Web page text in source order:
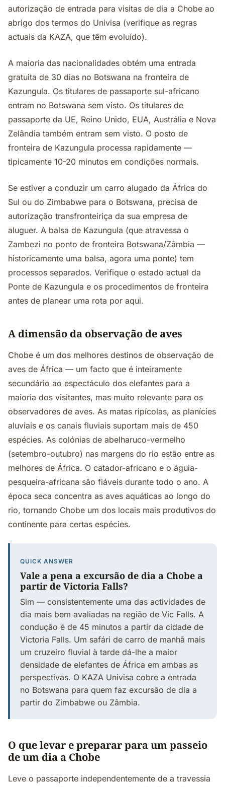
autorização de entrada para visitas de dia a Chobe ao
abrigo dos termos do Univisa (verifique as regras
actuais da KAZA, que têm evoluído).
A maioria das nacionalidades obtém uma entrada
gratuita de 30 dias no Botswana na fronteira de
Kazungula. Os titulares de passaporte sul-africano
entram no Botswana sem visto. Os titulares de
passaporte da UE, Reino Unido, EUA, Austrália e Nova
Zelândia também entram sem visto. O posto de
fronteira de Kazungula processa rapidamente —
tipicamente 10-20 minutos em condições normais.
Se estiver a conduzir um carro alugado da África do
Sul ou do Zimbabwe para o Botswana, precisa de
autorização transfronteiriça da sua empresa de
aluguer. A balsa de Kazungula (que atravessa o
Zambezi no ponto de fronteira Botswana/Zâmbia —
historicamente uma balsa, agora uma ponte) tem
processos separados. Verifique o estado actual da
Ponte de Kazungula e os procedimentos de fronteira
antes de planear uma rota por aqui.
A dimensão da observação de aves
Chobe é um dos melhores destinos de observação de
aves de África — um facto que é inteiramente
secundário ao espectáculo dos elefantes para a
maioria dos visitantes, mas muito relevante para os
observadores de aves. As matas ripícolas, as planícies
aluviais e os canais fluviais suportam mais de 450
espécies. As colónias de abelharuco-vermelho
(setembro-outubro) nas margens do rio estão entre as
melhores de África. O catador-africano e o águia-
pesqueira-africana são fiáveis durante todo o ano. A
época seca concentra as aves aquáticas ao longo do
rio, tornando Chobe um dos locais mais produtivos do
continente para certas espécies.
QUICK ANSWER
Vale a pena a excursão de dia a Chobe a
partir de Victoria Falls?
Sim — consistentemente uma das actividades de
dia mais bem avaliadas na região de Vic Falls. A
condução é de 45 minutos a partir da cidade de
Victoria Falls. Um safári de carro de manhã mais
um cruzeiro fluvial à tarde dá-lhe a maior
densidade de elefantes de África em ambas as
perspectivas. O KAZA Univisa cobre a entrada
no Botswana para quem faz excursão de dia a
partir do Zimbabwe ou Zâmbia.
O que levar e preparar para um passeio
de um dia a Chobe
Leve o passaporte independentemente de a travessia